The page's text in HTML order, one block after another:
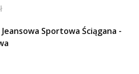
Sportowa Ściągana -